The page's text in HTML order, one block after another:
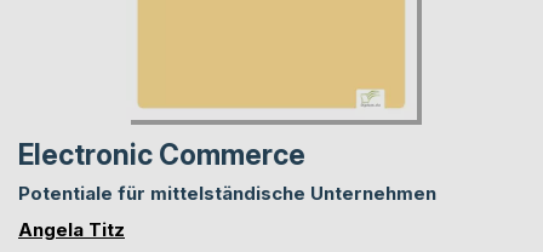
Electronic Commerce
Potentiale für mittelständische Unternehmen
Angela Titz